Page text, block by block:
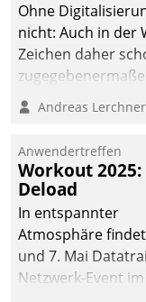
Ohne
nicht: Auch in der
Zeichen daher
Branchen.
Andreas Lerchner
Anwendertreffen
Workout
Deload
In entspannter
Atmosphäre
und 7. Mai
Netzwerk-Event im